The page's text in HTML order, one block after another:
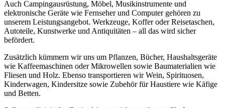
Auch Campingausrüstung, Möbel, Musikinstrumente und
elektronische Geräte wie Fernseher und Computer gehören zu
unserem Leistungsangebot. Werkzeuge, Koffer oder Reisetaschen,
Autoteile, Kunstwerke und Antiquitäten – all das wird sicher
befördert.
Zusätzlich kümmern wir uns um Pflanzen, Bücher, Haushaltsgeräte
wie Kaffeemaschinen oder Mikrowellen sowie Baumaterialien wie
Fliesen und Holz. Ebenso transportieren wir Wein, Spirituosen,
Kinderwagen, Kindersitze sowie Zubehör für Haustiere wie Käfige
und Betten.